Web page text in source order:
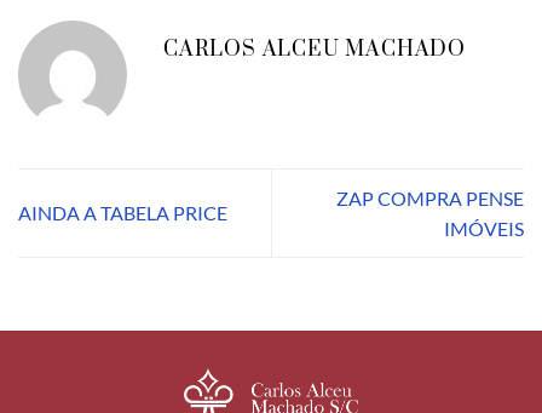
CARLOS ALCEU MACHADO
AINDA A TABELA PRICE
ZAP COMPRA PENSE
IMÓVEIS